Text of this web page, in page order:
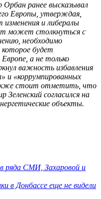
ранее высказывал
Европы, утверждая,
изменения и либералы
может столкнуться с
необходимо
которое будет
а не только
важность избавления
и «коррумпированных
стоит отметить, что
Зеленский согласился на
объекты.
ряда СМИ, Захаровой и
в Донбассе еще не видели